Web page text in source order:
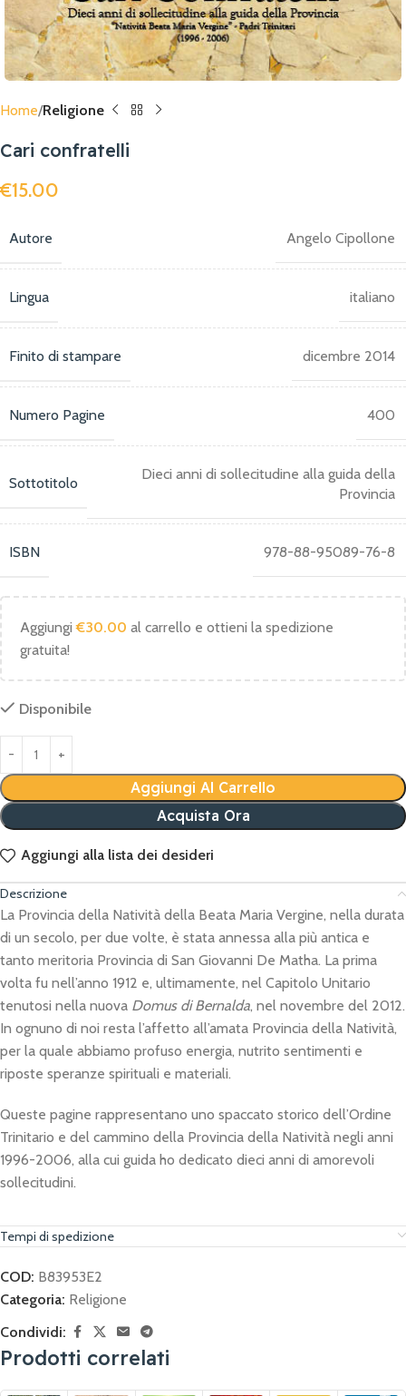
Home Religione
Cari confratelli
€15.00
Autore Angelo Cipollone
Lingua italiano
Finito di stampare dicembre 2014
Numero Pagine 400
Sottotitolo
Dieci anni di sollecitudine alla guida della
Provincia
ISBN 978-88-95089-76-8
Aggiungi€30.00 al carrello e ottieni la spedizione
gratuita!
Disponibile
Aggiungi Al Carrello
Acquista Ora
Aggiungi alla lista dei desideri
Descrizione
La Provincia della Natività della Beata Maria Vergine, nella durata
di un secolo, per due volte, è stata annessa alla più antica e
tanto meritoria Provincia di San Giovanni De Matha. La prima
volta fu nell’anno 1912 e, ultimamente, nel Capitolo Unitario
tenutosi nella nuova Domus di Bernalda, nel novembre del 2012.
In ognuno di noi resta l’affetto all’amata Provincia della Natività,
per la quale abbiamo profuso energia, nutrito sentimenti e
riposte speranze spirituali e materiali.
Queste pagine rappresentano uno spaccato storico dell’Ordine
Trinitario e del cammino della Provincia della Natività negli anni
1996-2006, alla cui guida ho dedicato dieci anni di amorevoli
sollecitudini.
Tempi di spedizione
COD: B83953E2
Categoria: Religione
Condividi:
Prodotti correlati